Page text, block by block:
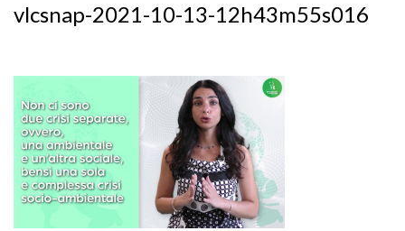
vlcsnap-2021-10-13-12h43m55s016